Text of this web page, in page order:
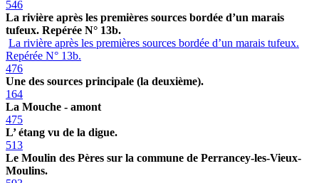
546
La rivière après les premières sources bordée d’un marais
tufeux. Repérée N° 13b.
La rivière après les premières sources bordée d’un marais tufeux.
Repérée N° 13b.
476
Une des sources principale (la deuxième).
164
La Mouche - amont
475
L’ étang vu de la digue.
513
Le Moulin des Pères sur la commune de Perrancey-les-Vieux-
Moulins.